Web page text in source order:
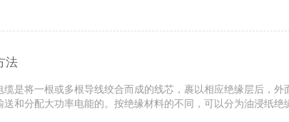
法
缆是将一根或多根导线绞合而成的线芯，裹以相应绝缘层后，
送和分配大功率电能的。按绝缘材料的不同，可以分为油浸纸